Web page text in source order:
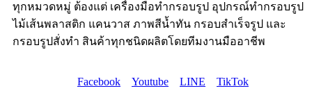
ทุกหมวดหมู่ ต้องแต่ เครื่องมือทำกรอบรูป อุปกรณ์ทำกรอบรูป
ไม้เส้นพลาสติก แคนวาส ภาพสีน้ำทัน กรอบสำเร็จรูป และ
กรอบรูปสั่งทำ สินค้าทุกชนิดผลิตโดยทีมงานมืออาชีพ
Facebook Youtube LINE TikTok